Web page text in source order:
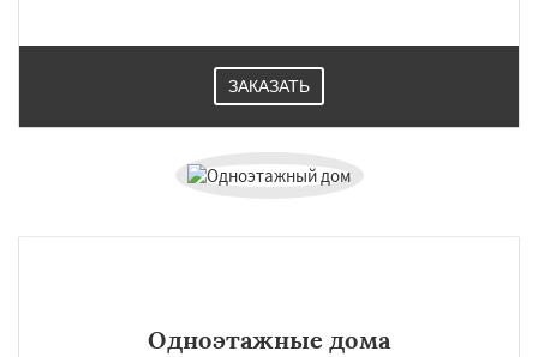
ЗАКАЗАТЬ
Одноэтажные дома